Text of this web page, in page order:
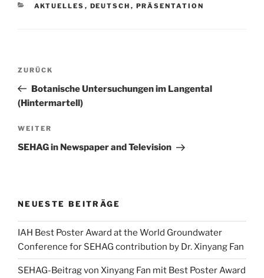
KATEGORIEN
AKTUELLES , DEUTSCH , PRÄSENTATION
Beitragsnavigation
Vorheriger
Beitrag
ZURÜCK
Botanische Untersuchungen im Langental
(Hintermartell)
Nächster
Beitrag
WEITER
SEHAG in Newspaper and Television
NEUESTE BEITRÄGE
IAH Best Poster Award at the World Groundwater
Conference for SEHAG contribution by Dr. Xinyang Fan
SEHAG-Beitrag von Xinyang Fan mit Best Poster Award